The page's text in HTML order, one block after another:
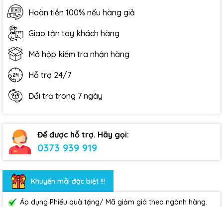
Hoàn tiền 100% nếu hàng giả
Giao tận tay khách hàng
Mở hộp kiểm tra nhận hàng
Hỗ trợ 24/7
Đổi trả trong 7 ngày
Để được hỗ trợ. Hãy gọi:
0373 939 919
Khuyến mãi đặc biệt !!!
Áp dụng Phiếu quà tặng/ Mã giảm giá theo ngành hàng.